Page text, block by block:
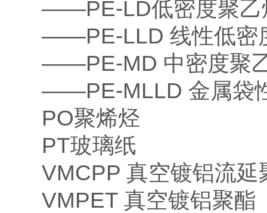
——PE-LD低密度聚乙
——PE-LLD 线性低密
——PE-MD 中密度聚
——PE-MLLD 金属袋
PO聚烯烃
PT玻璃纸
VMCPP 真空镀铝流延
VMPET 真空镀铝聚酯